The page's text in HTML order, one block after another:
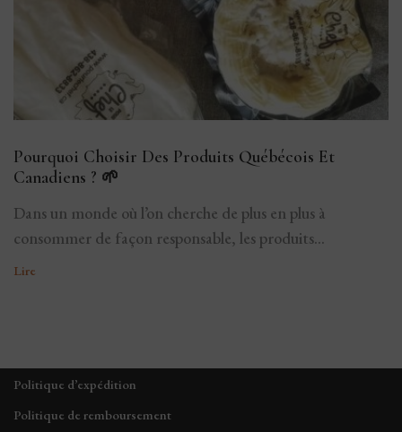
Pourquoi Choisir Des Produits Québécois Et
Canadiens ? 🌱
Dans un monde où l’on cherche de plus en plus à
consommer de façon responsable, les produits...
Lire
Politique d’expédition
Politique de remboursement